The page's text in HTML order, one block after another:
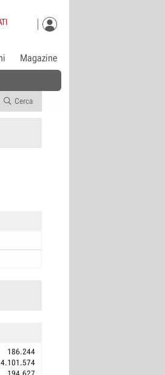
Magazine
Cerca
186.244
4.101.574
194.627